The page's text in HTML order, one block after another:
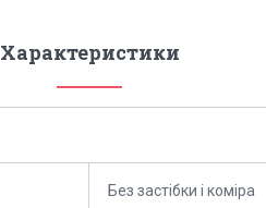
Характеристики
Без застібки і коміра